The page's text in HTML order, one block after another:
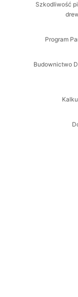
Szkodliwość
Program
Budownictwo